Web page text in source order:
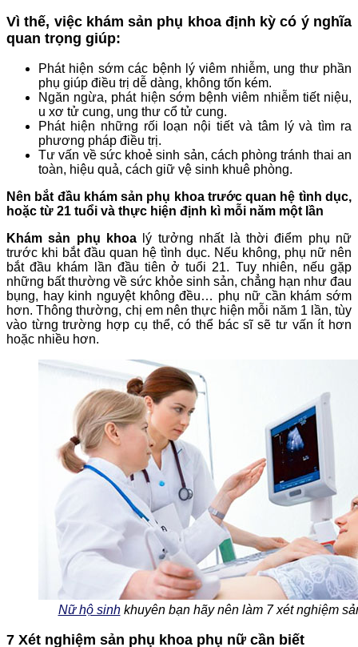
Vì thế, việc khám sản phụ khoa định kỳ có ý nghĩa
quan trọng giúp:
Phát hiện sớm các bệnh lý viêm nhiễm, ung thư phần
phụ giúp điều trị dễ dàng, không tốn kém.
Ngăn ngừa, phát hiện sớm bệnh viêm nhiễm tiết niệu,
u xơ tử cung, ung thư cổ tử cung.
Phát hiện những rối loạn nội tiết và tâm lý và tìm ra
phương pháp điều trị.
Tư vấn về sức khoẻ sinh sản, cách phòng tránh thai an
toàn, hiệu quả, cách giữ vệ sinh khuê phòng.
Nên bắt đầu khám sản phụ khoa trước quan hệ tình dục,
hoặc từ 21 tuổi và thực hiện định kì mỗi năm một lần
Khám sản phụ khoa lý tưởng nhất là thời điểm phụ nữ
trước khi bắt đầu quan hệ tình dục. Nếu không, phụ nữ nên
bắt đầu khám lần đầu tiên ở tuổi 21. Tuy nhiên, nếu gặp
những bất thường về sức khỏe sinh sản, chẳng hạn như đau
bụng, hay kinh nguyệt không đều… phụ nữ cần khám sớm
hơn. Thông thường, chị em nên thực hiện mỗi năm 1 lần, tùy
vào từng trường hợp cụ thể, có thể bác sĩ sẽ tư vấn ít hơn
hoặc nhiều hơn.
Nữ hộ sinhkhuyên bạn hãy nên làm 7 xét nghiệm
7 Xét nghiệm sản phụ khoa phụ nữ cần biết